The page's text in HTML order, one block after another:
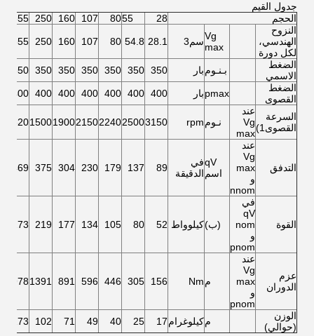
جدول القيم
الحجم
28
55
80
107
160
250
355
النزوح
الهندسي،
لكل دورة
Vg
maxسم3 28.1
54.8
80
107
160
250
355
الضغط
الاسمي
بـنـومبار 350
350
350
350
350
350
350
الضغط
القصوى
pmaxبار 400
400
400
400
400
400
400
السرعة
القصوى1)
عند
Vg
max
نـومrpm
3150
2500
2240
2150
1900
1500
1320
التدفق
عند
Vg
max
و
nnom
qV
اسم
في
الدقيقة
89
137
179
230
304
375
469
القوة
في
qV
nom
و
pnom
(ب)كيلوواط 52
80
105
134
177
219
273
عزم
الدوران
عند
Vg
max
و
pnom
مNm
156
305
446
596
891
1391
1978
الوزن
(حوالي)
مكيلوغرام17
25
40
49
71
102
173